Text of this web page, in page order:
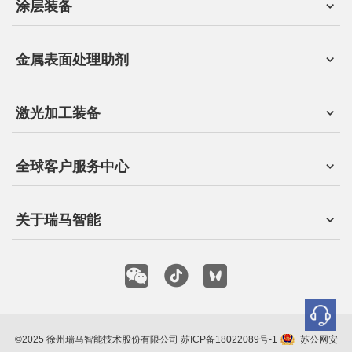
涂层装备
金属表面处理助剂
激光加工装备
全球客户服务中心
关于瑞马智能
©2025 徐州瑞马智能技术股份有限公司 苏ICP备18022089号-1 苏公网安